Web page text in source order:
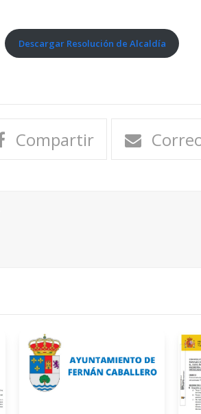
Descargar Resolución de Alcaldía
Compartir